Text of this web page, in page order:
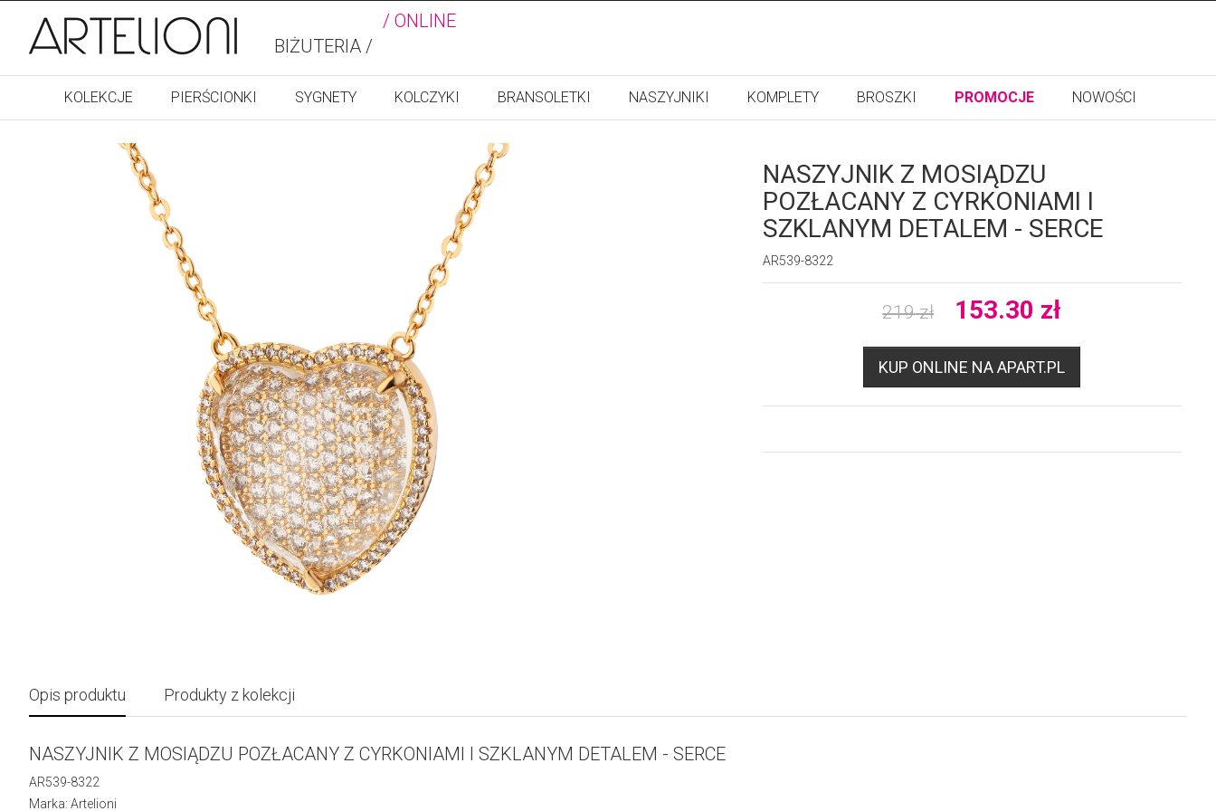
/ ONLINE
BIŻUTERIA /
KOLEKCJE PIERŚCIONKI SYGNETY KOLCZYKI BRANSOLETKI NASZYJNIKI KOMPLETY BROSZKI PROMOCJE NOWOŚCI
NASZYJNIK Z MOSIĄDZU
POZŁACANY Z CYRKONIAMI I
SZKLANYM DETALEM - SERCE
AR539-8322
219 zł 153.30 zł
KUP ONLINE NA APART.PL
Opis produktu Produkty z kolekcji
NASZYJNIK Z MOSIĄDZU POZŁACANY Z CYRKONIAMI I SZKLANYM DETALEM - SERCE
AR539-8322
Marka: Artelioni